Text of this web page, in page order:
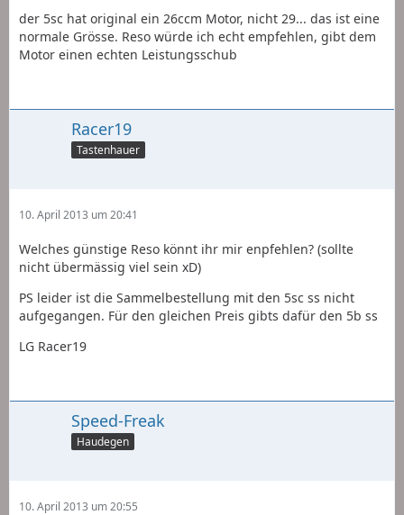
der 5sc hat original ein 26ccm Motor, nicht 29... das ist eine
normale Grösse. Reso würde ich echt empfehlen, gibt dem
Motor einen echten Leistungsschub
Racer19
Tastenhauer
10. April 2013 um 20:41
Welches günstige Reso könnt ihr mir enpfehlen? (sollte
nicht übermässig viel sein xD)
PS leider ist die Sammelbestellung mit den 5sc ss nicht
aufgegangen. Für den gleichen Preis gibts dafür den 5b ss
LG Racer19
Speed-Freak
Haudegen
10. April 2013 um 20:55